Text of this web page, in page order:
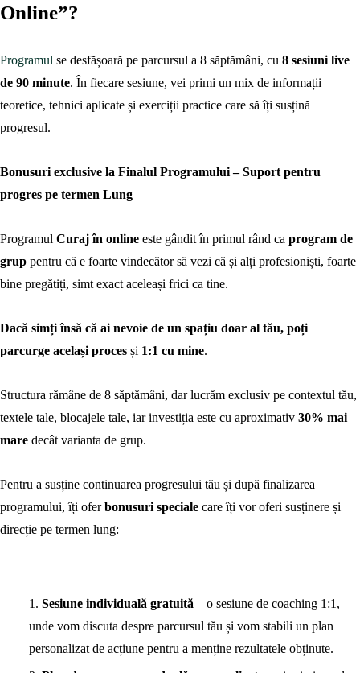
Online”?
Programul se desfășoară pe parcursul a 8 săptămâni, cu 8 sesiuni live
de 90 minute. În fiecare sesiune, vei primi un mix de informații
teoretice, tehnici aplicate și exerciții practice care să îți susțină
progresul.
Bonusuri exclusive la Finalul Programului – Suport pentru
progres pe termen Lung
Programul Curaj în online este gândit în primul rând ca program de
grup pentru că e foarte vindecător să vezi că și alți profesioniști, foarte
bine pregătiți, simt exact aceleași frici ca tine.
Dacă simți însă că ai nevoie de un spațiu doar al tău, poți
parcurge același proces și 1:1 cu mine.
Structura rămâne de 8 săptămâni, dar lucrăm exclusiv pe contextul tău,
textele tale, blocajele tale, iar investiția este cu aproximativ 30% mai
mare decât varianta de grup.
Pentru a susține continuarea progresului tău și după finalizarea
programului, îți oferbonusuri speciale care îți vor oferi susținere și
direcție pe termen lung:
Sesiune individuală gratuită – o sesiune de coaching 1:1,
unde vom discuta despre parcursul tău și vom stabili un plan
personalizat de acțiune pentru a menține rezultatele obținute.